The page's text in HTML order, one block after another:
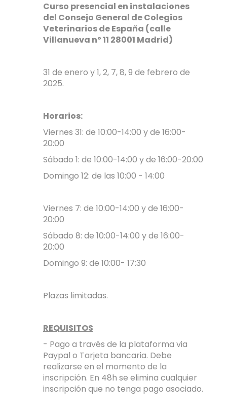
Curso presencial en instalaciones
del Consejo General de Colegios
Veterinarios de España (calle
Villanueva nº 11 28001 Madrid)
31 de enero y 1, 2, 7, 8, 9 de febrero de
2025.
Horarios:
Viernes 31: de 10:00-14:00 y de 16:00-
20:00
Sábado 1: de 10:00-14:00 y de 16:00-20:00
Domingo 12: de las 10:00 - 14:00
Viernes 7: de 10:00-14:00 y de 16:00-
20:00
Sábado 8: de 10:00-14:00 y de 16:00-
20:00
Domingo 9: de 10:00- 17:30
Plazas limitadas.
REQUISITOS
- Pago a través de la plataforma via
Paypal o Tarjeta bancaria. Debe
realizarse en el momento de la
inscripción. En 48h se elimina cualquier
inscripción que no tenga pago asociado.